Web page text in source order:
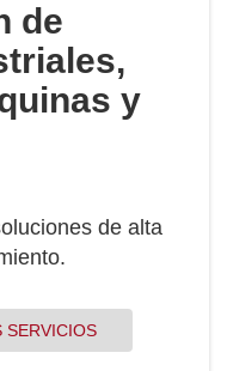
de
y
de alta
SERVICIOS